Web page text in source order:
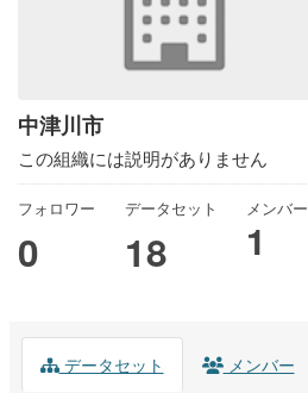
中津川市
この組織には説明がありません
フォロワー
0
データセット
18
メンバー
1
データセット メンバー